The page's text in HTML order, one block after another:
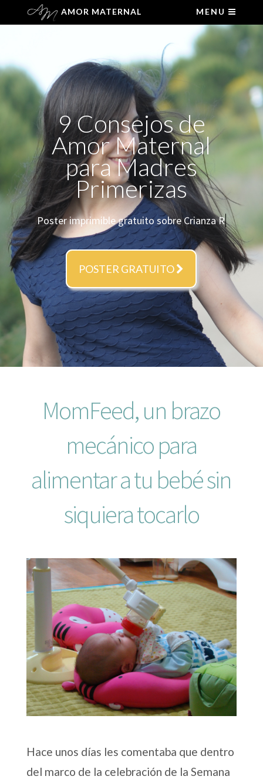
AMOR MATERNAL MENU
9 Consejos de
Amor Maternal
para Madres
Primerizas
Poster imprimib
POSTER GRATUITO
MomFeed, un brazo
mecánico para
alimentar a tu bebé sin
siquiera tocarlo
Hace unos días les comentaba que dentro
del marco de la celebración de la Semana